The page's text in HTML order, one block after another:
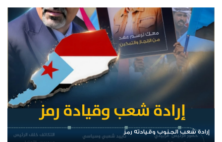
الرئيس عيدروس الزُبيدي.. نبض الجنوب ورمز إرادته